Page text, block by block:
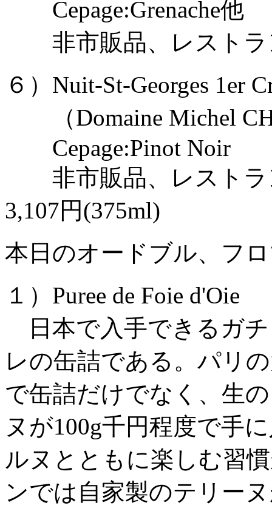
Cepage:Grenache他
非市販品、レストラ
６）Nuit-St-Georges 1er
（Domaine Michel
Cepage:Pinot Noir
非市販品、レストラ
3,107円(375ml)
本日のオードブル、フ
１）Puree de Foie d'Oie
日本で入手できるガ
レの缶詰である。パリ
で缶詰だけでなく、生
ヌが100g千円程度で手
ルヌとともに楽しむ習
ンでは自家製のテリー